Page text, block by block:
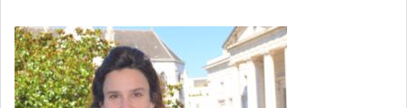
CONSULTATIONS
L’AIDE JURIDICTIONNELLE